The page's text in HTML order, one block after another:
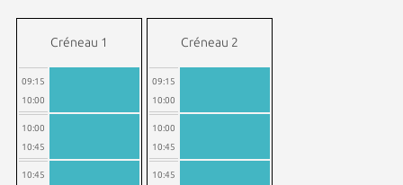
Créneau 1
09:15
10:00
10:00
10:45
10:45
Créneau 2
09:15
10:00
10:00
10:45
10:45